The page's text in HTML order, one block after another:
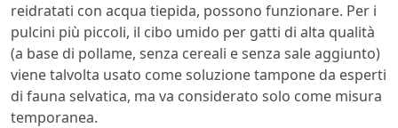
reidratati con acqua tiepida, possono funzionare. Per i
pulcini più piccoli, il cibo umido per gatti di alta qualità
(a base di pollame, senza cereali e senza sale aggiunto)
viene talvolta usato come soluzione tampone da esperti
di fauna selvatica, ma va considerato solo come misura
temporanea.